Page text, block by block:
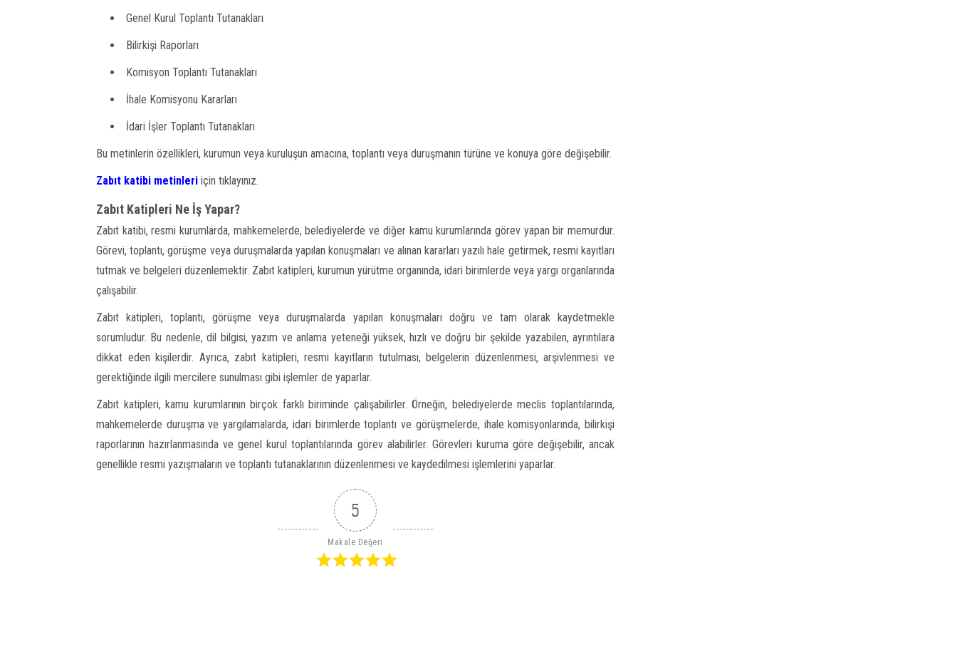
Genel Kurul Toplantı Tutanakları
Bilirkişi Raporları
Komisyon Toplantı Tutanakları
İhale Komisyonu Kararları
İdari İşler Toplantı Tutanakları
Bu metinlerin özellikleri, kurumun veya kuruluşun amacına, toplantı veya duruşmanın türüne ve konuya göre değişebilir.
Zabıt katibi metinleri için tıklayınız.
Zabıt Katipleri Ne İş Yapar?
Zabıt katibi, resmi kurumlarda, mahkemelerde, belediyelerde ve diğer kamu kurumlarında görev yapan bir memurdur.
Görevi, toplantı, görüşme veya duruşmalarda yapılan konuşmaları ve alınan kararları yazılı hale getirmek, resmi kayıtları
tutmak ve belgeleri düzenlemektir. Zabıt katipleri, kurumun yürütme organında, idari birimlerde veya yargı organlarında
çalışabilir.
Zabıt katipleri, toplantı, görüşme veya duruşmalarda yapılan konuşmaları doğru ve tam olarak kaydetmekle
sorumludur. Bu nedenle, dil bilgisi, yazım ve anlama yeteneği yüksek, hızlı ve doğru bir şekilde yazabilen, ayrıntılara
dikkat eden kişilerdir. Ayrıca, zabıt katipleri, resmi kayıtların tutulması, belgelerin düzenlenmesi, arşivlenmesi ve
gerektiğinde ilgili mercilere sunulması gibi işlemler de yaparlar.
Zabıt katipleri, kamu kurumlarının birçok farklı biriminde çalışabilirler. Örneğin, belediyelerde meclis toplantılarında,
mahkemelerde duruşma ve yargılamalarda, idari birimlerde toplantı ve görüşmelerde, ihale komisyonlarında, bilirkişi
raporlarının hazırlanmasında ve genel kurul toplantılarında görev alabilirler. Görevleri kuruma göre değişebilir, ancak
genellikle resmi yazışmaların ve toplantı tutanaklarının düzenlenmesi ve kaydedilmesi işlemlerini yaparlar.
5
Makale Değeri